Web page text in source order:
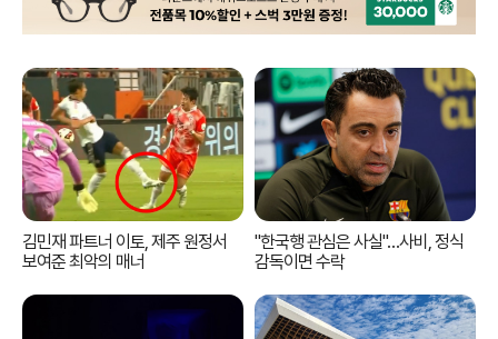
김민재 파트너 이토, 제주 원정서
보여준 최악의 매너
"한국행 관심은 사실"…사비, 정식
감독이면 수락